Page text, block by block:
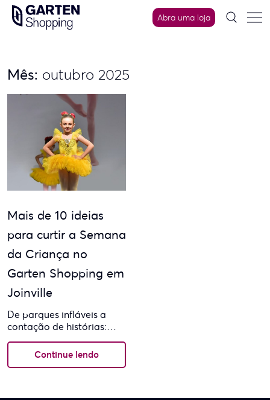
Skip
content
Abra uma loja
Mês: outubro 2025
Mais de 10 ideias
para curtir a Semana
da Criança no
Garten Shopping em
Joinville
De parques infláveis a
contação de histórias:
atrações para todas as
idades com diversão
garantida no feriadão A
Continue lendo